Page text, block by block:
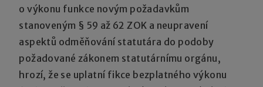
o výkonu funkce novým požadavkům
stanoveným § 59 až 62 ZOK a neupravení
aspektů odměňování statutára do podoby
požadované zákonem statutárnímu orgánu,
hrozí, že se uplatní fikce bezplatného výkonu